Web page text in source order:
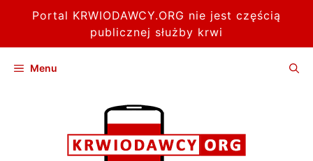
Portal KRWIODAWCY.ORG nie jest częścią
publicznej służby krwi
Menu